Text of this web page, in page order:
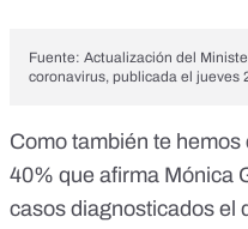
Fuente: Actualización del
coronavirus, publicada el jueves
Como también te hemos
40% que afirma Mónica
casos diagnosticados el